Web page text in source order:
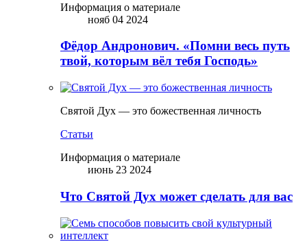
Информация о материале
нояб 04 2024
Фёдор Андронович. «Помни весь путь
твой, которым вёл тебя Господь»
Святой Дух — это божественная личность
Статьи
Информация о материале
июнь 23 2024
Что Святой Дух может сделать для вас